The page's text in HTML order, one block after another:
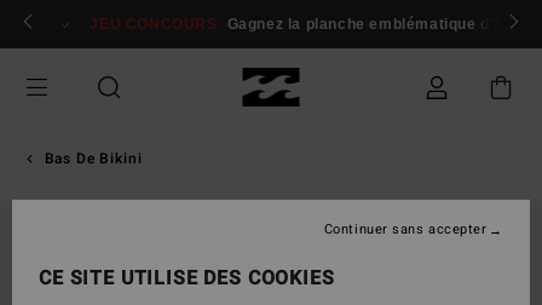
Passer
Se connecter / s'inscrire
JEU CONCOURS Gagnez la planche emblématique d'Andy
Bas De Bikini
CE SITE UTILISE DES COOKIES
Continuer sans accepter